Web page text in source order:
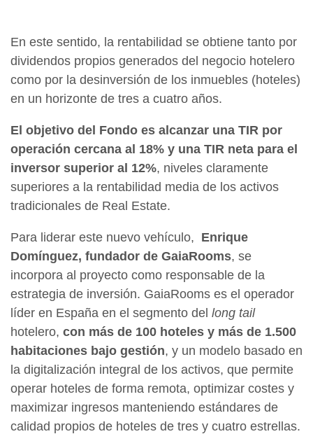
En este sentido, la rentabilidad se obtiene tanto por
dividendos propios generados del negocio hotelero
como por la desinversión de los inmuebles (hoteles)
en un horizonte de tres a cuatro años.
El objetivo del Fondo es alcanzar una TIR por
operación cercana al 18% y una TIR neta para el
inversor superior al 12%, niveles claramente
superiores a la rentabilidad media de los activos
tradicionales de Real Estate.
Para liderar este nuevo vehículo, Enrique
Domínguez, fundador de GaiaRooms, se
incorpora al proyecto como responsable de la
estrategia de inversión. GaiaRooms es el operador
líder en España en el segmento del long tail
hotelero, con más de 100 hoteles y más de 1.500
habitaciones bajo gestión, y un modelo basado en
la digitalización integral de los activos, que permite
operar hoteles de forma remota, optimizar costes y
maximizar ingresos manteniendo estándares de
calidad propios de hoteles de tres y cuatro estrellas.